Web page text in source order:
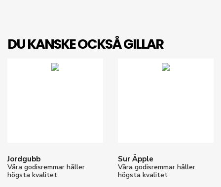
DU KANSKE OCKSÅ GILLAR
Jordgubb
Våra godisremmar håller
högsta kvalitet
Sur Äpple
Våra godisremmar håller
högsta kvalitet